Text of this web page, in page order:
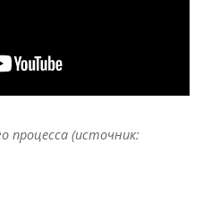
процесса (источник: